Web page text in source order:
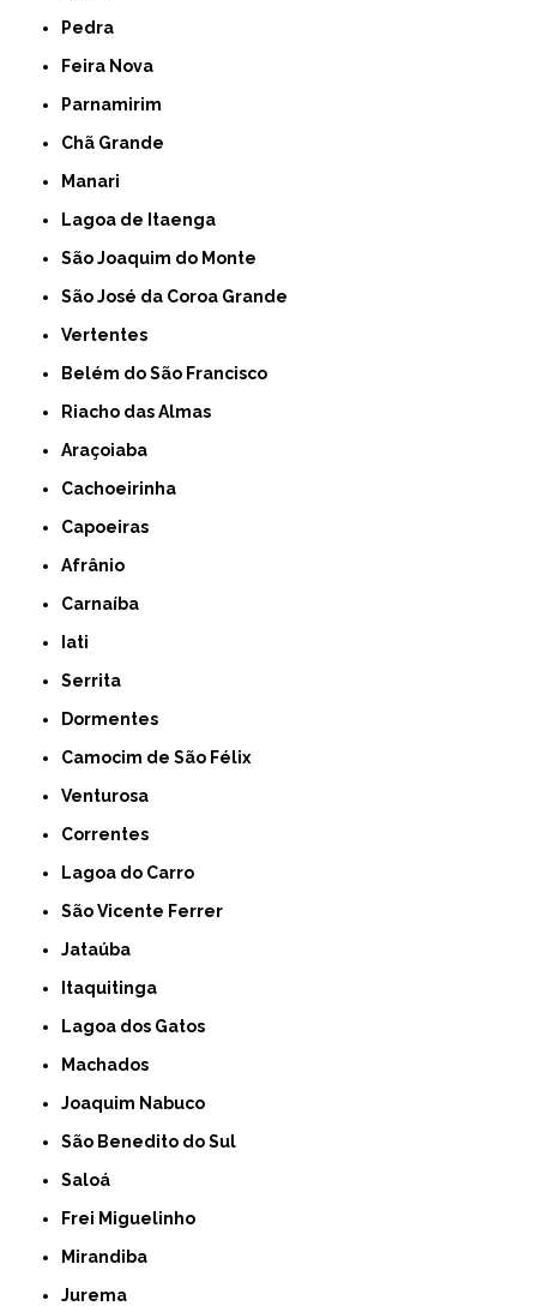
Pedra
Feira Nova
Parnamirim
Chã Grande
Manari
Lagoa de Itaenga
São Joaquim do Monte
São José da Coroa Grande
Vertentes
Belém do São Francisco
Riacho das Almas
Araçoiaba
Cachoeirinha
Capoeiras
Afrânio
Carnaíba
Iati
Serrita
Dormentes
Camocim de São Félix
Venturosa
Correntes
Lagoa do Carro
São Vicente Ferrer
Jataúba
Itaquitinga
Lagoa dos Gatos
Machados
Joaquim Nabuco
São Benedito do Sul
Saloá
Frei Miguelinho
Mirandiba
Jurema